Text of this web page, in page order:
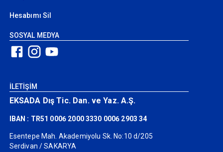
Hesabımı Sil
SOSYAL MEDYA
İLETİŞİM
EKSADA Dış Tic. Dan. ve Yaz. A.Ş.
IBAN : TR51 0006 2000 3330 0006 2903 34
Esentepe Mah. Akademiyolu Sk. No:10 d/205
Serdivan / SAKARYA